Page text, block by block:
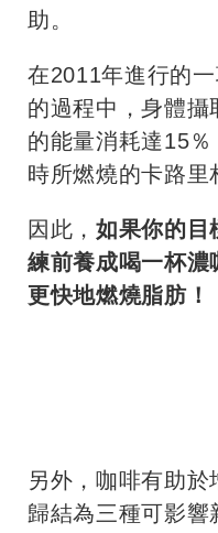
助。
在2011年進行的
的過程中，身體攝
的能量消耗達15
時所燃燒的卡路里
因此， 如果你的目
練前養成喝一杯濃
更快地燃燒脂肪！
另外，咖啡有助
歸結為三種可影響